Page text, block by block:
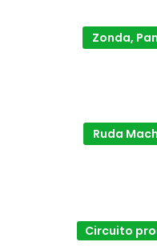
Zonda,
Ruda
Circuito